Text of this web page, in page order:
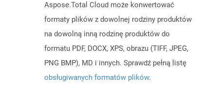
Aspose.Total Cloud może konwertować
formaty plików z dowolnej rodziny produktów
na dowolną inną rodzinę produktów do
formatu PDF, DOCX, XPS, obrazu (TIFF, JPEG,
PNG BMP), MD i innych. Sprawdź pełną listę
obsługiwanych formatów plików.